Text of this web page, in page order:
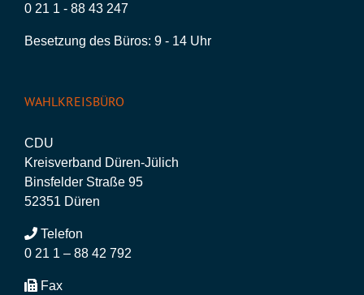
0 21 1 - 88 43 247
Besetzung des Büros: 9 - 14 Uhr
WAHLKREISBÜRO
CDU
Kreisverband Düren-Jülich
Binsfelder Straße 95
52351 Düren
Telefon
0 21 1 – 88 42 792
Fax